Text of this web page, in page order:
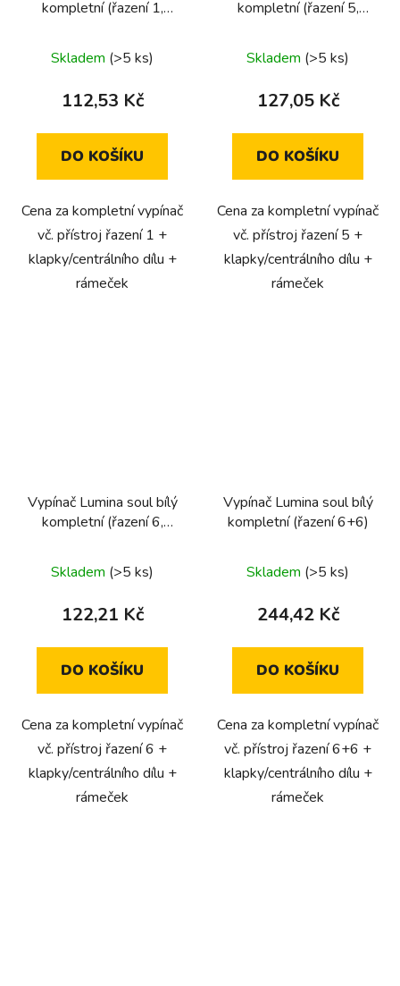
kompletní (řazení 1,
Skladem (>5 ks)
112,53 Kč
DO KOŠÍKU
Cena za kompletní vypínač
vč. přístroj řazení 1 +
klapky/centrálního dílu +
rámeček
kompletní (řazení 5,
Skladem (>5 ks)
127,05 Kč
DO KOŠÍKU
Cena za kompletní vypínač
vč. přístroj řazení 5 +
klapky/centrálního dílu +
rámeček
Vypínač Lumina soul bílý
kompletní (řazení 6,
Skladem (>5 ks)
122,21 Kč
DO KOŠÍKU
Cena za kompletní vypínač
vč. přístroj řazení 6 +
klapky/centrálního dílu +
rámeček
Vypínač Lumina soul bílý
kompletní (řazení 6+6)
Skladem (>5 ks)
244,42 Kč
DO KOŠÍKU
Cena za kompletní vypínač
vč. přístroj řazení 6+6 +
klapky/centrálního dílu +
rámeček